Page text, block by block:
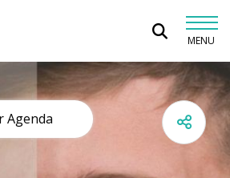
MENU
Agenda